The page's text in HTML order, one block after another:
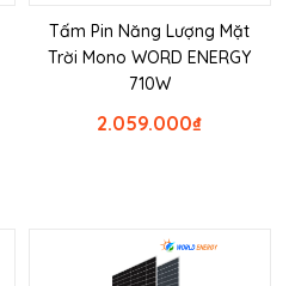
Tấm Pin Năng Lượng Mặt
Trời Mono WORD ENERGY
710W
₫
2.059.000